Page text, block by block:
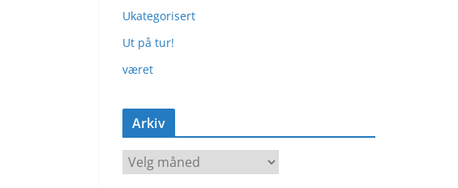
Ukategorisert
Ut på tur!
været
Arkiv
A
r